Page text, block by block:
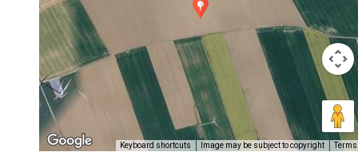
Keyboard shortcuts Image may be subject to copyright Terms